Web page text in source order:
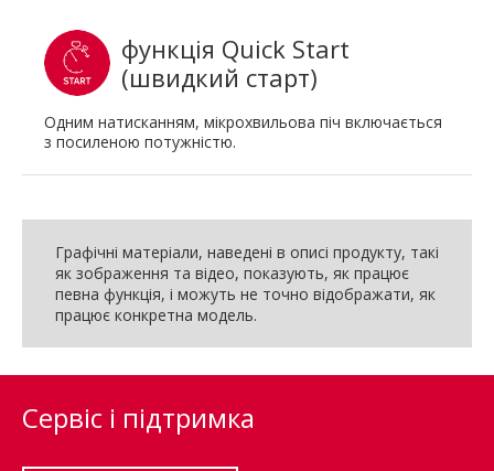
функція Quick Start
(швидкий старт)
Одним натисканням, мікрохвильова піч включається
з посиленою потужністю.
Графічні матеріали, наведені в описі продукту, такі
як зображення та відео, показують, як працює
певна функція, і можуть не точно відображати, як
працює конкретна модель.
Сервіс і підтримка